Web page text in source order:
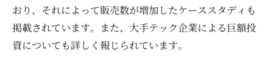
おり、それによって販売数が増加したケーススタディも
掲載されています。また、大手テック企業による巨額投
資についても詳しく報じられています。